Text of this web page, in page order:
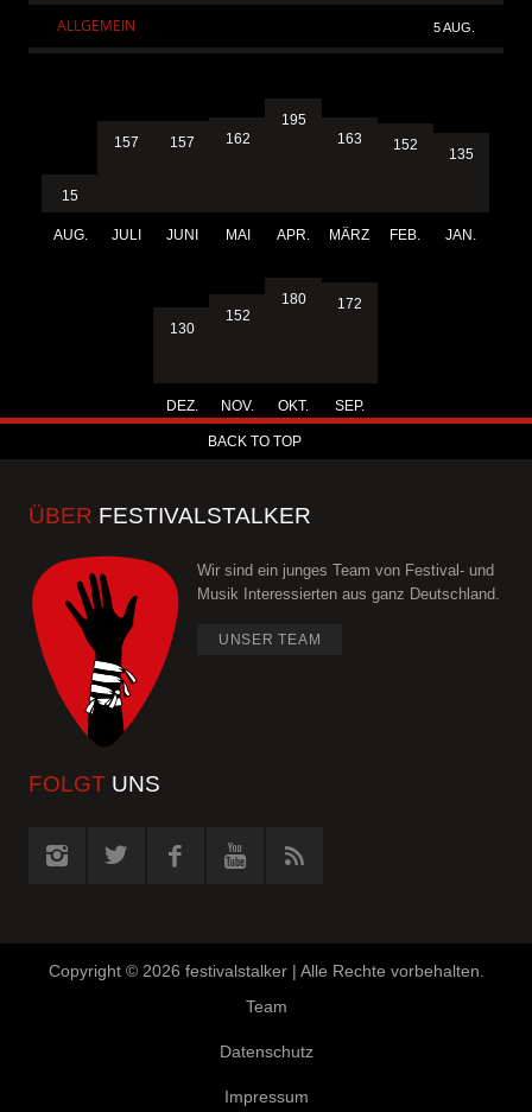
ALLGEMEIN 5 AUG.
15
AUG.
157
JULI
157
JUNI
162
MAI
195
APR.
163
MÄRZ
152
FEB.
135
JAN.
130
DEZ.
152
NOV.
180
OKT.
172
SEP.
BACK TO TOP
ÜBER FESTIVALSTALKER
Wir sind ein junges Team von Festival- und
Musik Interessierten aus ganz Deutschland.
UNSER TEAM
FOLGT UNS
Copyright © 2026 festivalstalker | Alle Rechte vorbehalten.
Team
Datenschutz
Impressum